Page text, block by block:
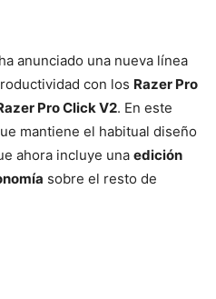
anunciado una nueva línea
con los Razer Pro
Pro Click V2. En este
mantiene el habitual diseño
ahora incluye una edición
sobre el resto de